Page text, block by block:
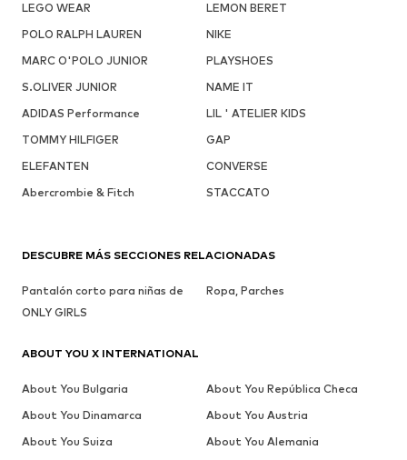
LEGO WEAR
LEMON BERET
POLO RALPH LAUREN
NIKE
MARC O'POLO JUNIOR
PLAYSHOES
S.OLIVER JUNIOR
NAME IT
ADIDAS Performance
LIL ' ATELIER KIDS
TOMMY HILFIGER
GAP
ELEFANTEN
CONVERSE
Abercrombie & Fitch
STACCATO
DESCUBRE MÁS SECCIONES RELACIONADAS
Pantalón corto para niñas de
ONLY GIRLS
Ropa, Parches
ABOUT YOU X INTERNATIONAL
About You Bulgaria
About You República Checa
About You Dinamarca
About You Austria
About You Suiza
About You Alemania